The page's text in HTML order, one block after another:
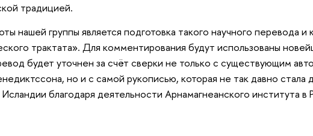
традицией.
нашей группы является подготовка такого научного перевода
трактата». Для комментирования будут использованы
будет уточнен за счёт сверки не только с существующим
но и с самой рукописью, которая не так давно стала
благодаря деятельности Арнамагнеанского института в